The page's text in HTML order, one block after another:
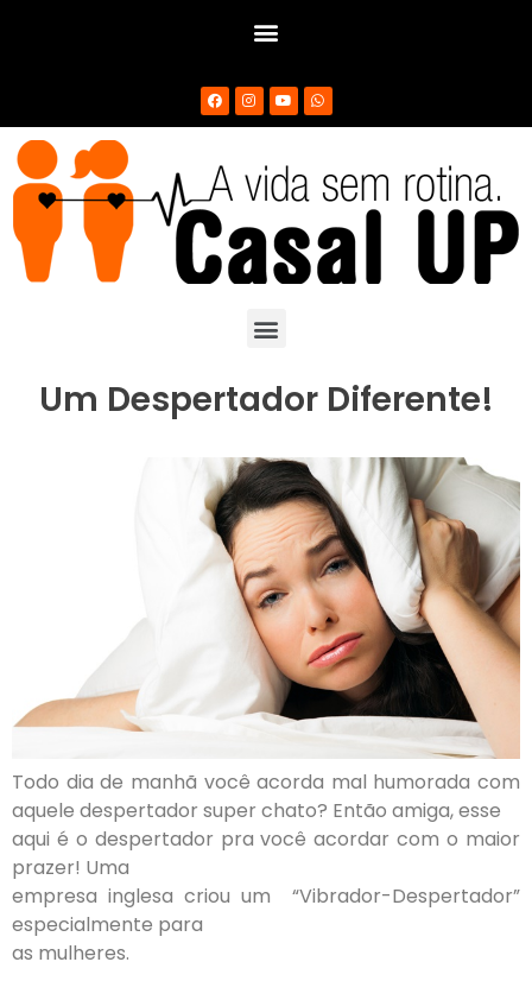
Um Despertador Diferente!
Todo dia de manhã você acorda mal humorada com
aquele despertador super chato? Então amiga, esse
aqui é o despertador pra você acordar com o maior
prazer! Uma
empresa inglesa criou um “Vibrador-Despertador”
especialmente para
as mulheres.